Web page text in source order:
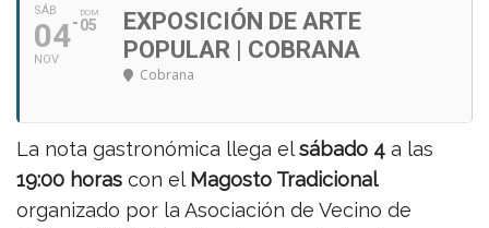
SÁB
04
NOV
DOM
05
EXPOSICIÓN DE ARTE
POPULAR | COBRANA
Cobrana
La nota gastronómica llega elsábado 4 a las
19:00 horas con el Magosto Tradicional
organizado por la Asociación de Vecino de